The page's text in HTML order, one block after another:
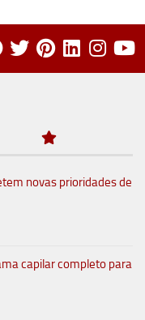
novas prioridades de
capilar completo para